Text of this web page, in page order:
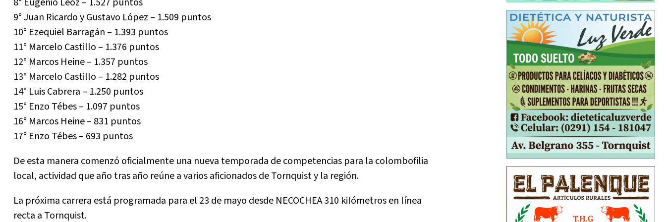
9° Juan Ricardo y Gustavo López – 1.509 puntos
10° Ezequiel Barragán – 1.393 puntos
11° Marcelo Castillo – 1.376 puntos
12° Marcos Heine – 1.357 puntos
13° Marcelo Castillo – 1.282 puntos
14° Luis Cabrera – 1.250 puntos
15° Enzo Tébes – 1.097 puntos
16° Marcos Heine – 831 puntos
17° Enzo Tébes – 693 puntos
De esta manera comenzó oficialmente una nueva temporada de competencias para la colombofilia
local, actividad que año tras año reúne a varios aficionados de Tornquist y la región.
La próxima carrera está programada para el 23 de mayo desde NECOCHEA 310 kilómetros en línea
recta a Tornquist.